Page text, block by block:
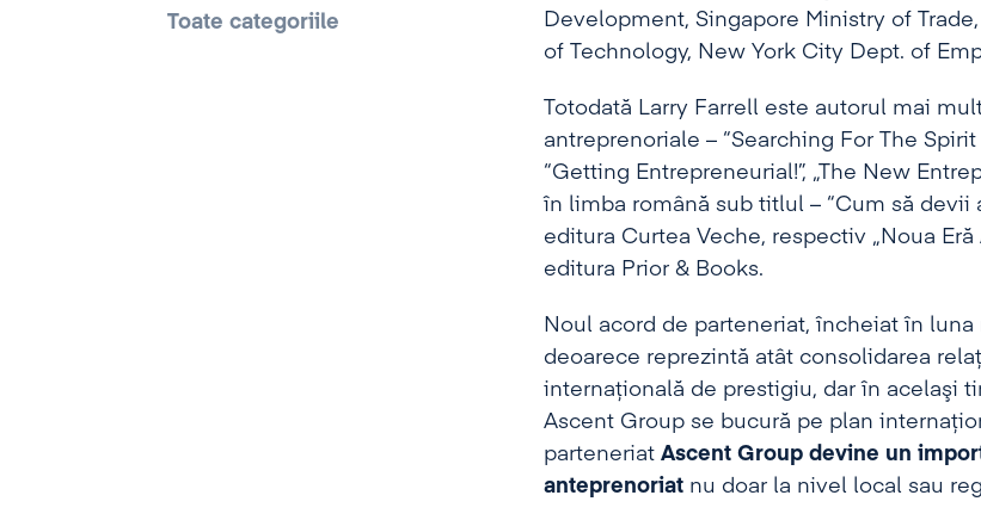
Toate categoriile
Development, Singapore Ministry of
of Technology, New York City Dept. of
Totodată Larry Farrell este autorul mai
antreprenoriale – “Searching For The Spirit
“Getting Entrepreneurial!”, „The New
în limba română sub titlul – “Cum să
editura Curtea Veche, respectiv „Noua
editura Prior & Books.
Noul acord de parteneriat, încheiat în luna
deoarece reprezintă atât consolidarea
internaţională de prestigiu, dar în acelaşi
Ascent Group se bucură pe plan
parteneriat Ascent Group devine un
anteprenoriatnu doar la nivel local sau